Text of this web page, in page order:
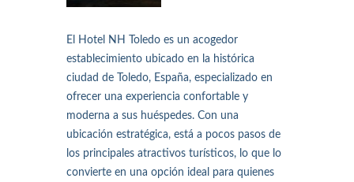
El Hotel NH Toledo es un acogedor
establecimiento ubicado en la histórica
ciudad de Toledo, España, especializado en
ofrecer una experiencia confortable y
moderna a sus huéspedes. Con una
ubicación estratégica, está a pocos pasos de
los principales atractivos turísticos, lo que lo
convierte en una opción ideal para quienes